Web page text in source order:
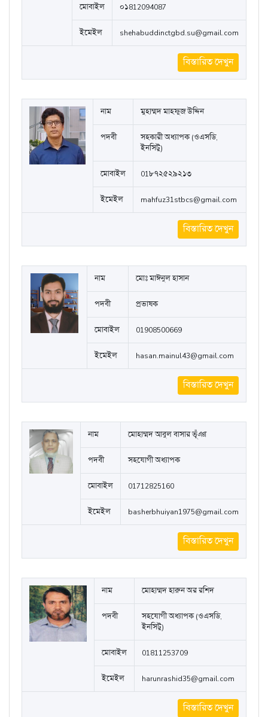
মোবাইল ০১812094087
ইমেইল shehabuddinctgbd.su@gmail.com
বিস্তারিত দেখুন
নাম মুহাম্মদ মাহফুজ উদ্দিন
পদবী
সহকারী অধ্যাপক (ওএসডি,
ইনসিটু)
মোবাইল 01৮৭২৫২৯২১৩
ইমেইল mahfuz31stbcs@gmail.com
বিস্তারিত দেখুন
নাম মোঃ মাঈনুল হাসান
পদবী প্রভাষক
মোবাইল 01908500669
ইমেইল hasan.mainul43@gmail.com
বিস্তারিত দেখুন
নাম মোহাম্মদ আবুল বাসার ভূঁঞা
পদবী সহযোগী অধ্যাপক
মোবাইল 01712825160
ইমেইল basherbhuiyan1975@gmail.com
বিস্তারিত দেখুন
নাম মোহাম্মদ হারুন অর রশিদ
পদবী
সহযোগী অধ্যাপক (ওএসডি,
ইনসিটু)
মোবাইল 01811253709
ইমেইল harunrashid35@gmail.com
বিস্তারিত দেখুন